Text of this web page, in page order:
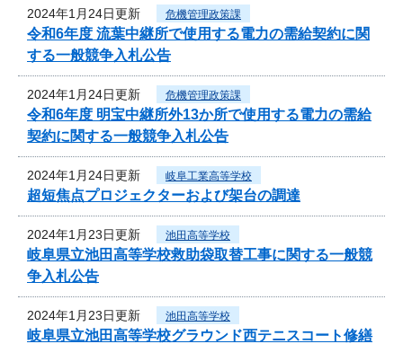
2024年1月24日更新 危機管理政策課
令和6年度 流葉中継所で使用する電力の需給契約に関
する一般競争入札公告
2024年1月24日更新 危機管理政策課
令和6年度 明宝中継所外13か所で使用する電力の需給
契約に関する一般競争入札公告
2024年1月24日更新 岐阜工業高等学校
超短焦点プロジェクターおよび架台の調達
2024年1月23日更新 池田高等学校
岐阜県立池田高等学校救助袋取替工事に関する一般競
争入札公告
2024年1月23日更新 池田高等学校
岐阜県立池田高等学校グラウンド西テニスコート修繕